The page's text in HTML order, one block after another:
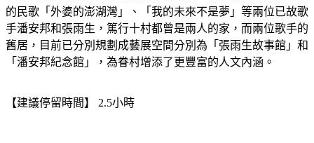
的民歌「外婆的澎湖灣」、「我的未來不是夢」等兩位已故歌
手潘安邦和張雨生，篤行十村都曾是兩人的家，而兩位歌手的
舊居，目前已分別規劃成藝展空間分別為「張雨生故事館」和
「潘安邦紀念館」，為眷村增添了更豐富的人文內涵。
【建議停留時間】 2.5小時